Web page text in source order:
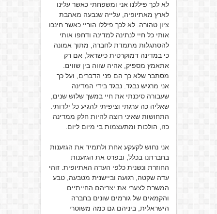
לא לכך פיללנו אני ומשפחתי כאשר עלינו
לארץ מאתיופיה, עלייה שנבעה מאהבת
ציון טהורה. לא לכך פיללו הוריי כאשר חינכו
אותי כל חיי לנתינה למדינה ודחפו אותי
להסתגלות מתמדת לחברה, מתוך אמונה
כי במדינה דמוקרטית כישראל, אם רק
אתאמץ מספיק, אהיה שווה בין שווים.
מסתבר שלא כך הם פני הדברים, ועל כך
אני מרגיש נבגד. נבגד בידי המדינה
שעבורה סיכנתי את חיי במשך שלוש שנים,
שאליה כה ערגתי וציפיתי להגיע כל ילדותי.
התחושות שאיני רוצה להיות חלק ממדינה
כזו, הולכות ומתעצמות בי מיום ליום.
אני נחוש לקעקע אחת ולתמיד את הגזענות
בחברתנו בכלל, ובפרט את הגזענות
החוזרת ונשנית כלפי העדה האתיופית. זוהי
עדה שקטה, רגועה וביישנית מטבעה, טבע
המשרת לצערי את יצריהם החייתיים
והקמאים של גורמים שונים בחברה
הישראלית, ביניהם גם כמה משוטרי